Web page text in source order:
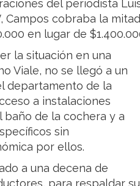
del periodista
Campos cobraba la mitad
en lugar de
la situación en una
Viale, no se llegó a un
departamento de la
a instalaciones
baño de la cochera y a
sin
por ellos.
a una decena de
para respaldar su